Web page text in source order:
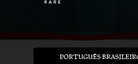
PORTUGUÊS